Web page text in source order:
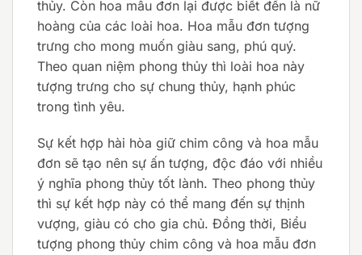
thủy. Còn hoa mẫu đơn lại được biết đến là nữ
hoàng của các loài hoa. Hoa mẫu đơn tượng
trưng cho mong muốn giàu sang, phú quý.
Theo quan niệm phong thủy thì loài hoa này
tượng trưng cho sự chung thủy, hạnh phúc
trong tình yêu.
Sự kết hợp hài hòa giữ chim công và hoa mẫu
đơn sẽ tạo nên sự ấn tượng, độc đáo với nhiều
ý nghĩa phong thủy tốt lành. Theo phong thủy
thì sự kết hợp này có thể mang đến sự thịnh
vượng, giàu có cho gia chủ. Đồng thời, Biểu
tượng phong thủy chim công và hoa mẫu đơn